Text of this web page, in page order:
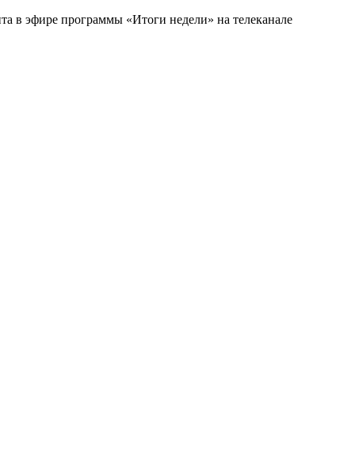
в эфире программы «Итоги недели» на телеканале